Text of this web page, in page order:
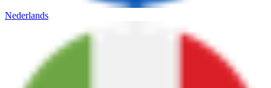
Nederlands